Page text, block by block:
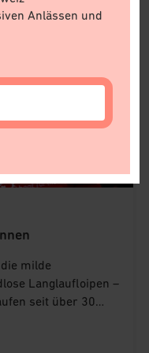
milde
Langlaufloipen –
seit über 30
steht er für das
Anlässen und